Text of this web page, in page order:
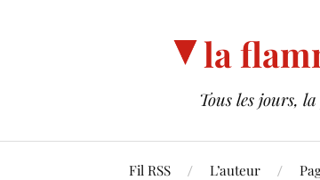
la
Tous les jours,
Fil RSS L’auteur